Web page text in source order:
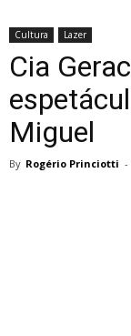
Cultura Lazer
Cia
Miguel
By Rogério Princiotti -